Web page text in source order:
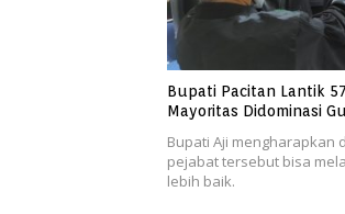
Bupati Pacitan Lantik
Mayoritas Didominasi
Bupati Aji mengharapkan
pejabat tersebut bisa
lebih baik.